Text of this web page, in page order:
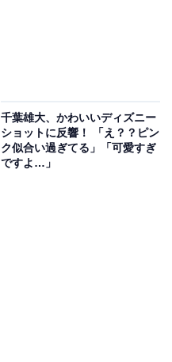
千葉雄大、かわいいディズニー
ショットに反響！ 「え？？ピン
ク似合い過ぎてる」「可愛すぎ
ですよ…」